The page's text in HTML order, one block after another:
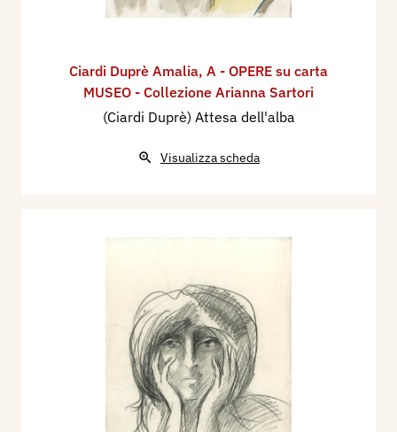
Ciardi Duprè Amalia, A - OPERE su carta
MUSEO - Collezione Arianna Sartori
(Ciardi Duprè) Attesa dell'alba
Visualizza scheda